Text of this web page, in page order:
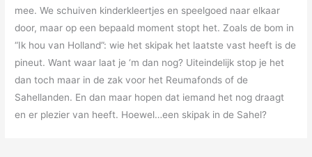
mee. We schuiven kinderkleertjes en speelgoed naar elkaar
door, maar op een bepaald moment stopt het. Zoals de bom in
“Ik hou van Holland”: wie het skipak het laatste vast heeft is de
pineut. Want waar laat je ‘m dan nog? Uiteindelijk stop je het
dan toch maar in de zak voor het Reumafonds of de
Sahellanden. En dan maar hopen dat iemand het nog draagt
en er plezier van heeft. Hoewel…een skipak in de Sahel?